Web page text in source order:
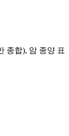
종합), 암 종양 표